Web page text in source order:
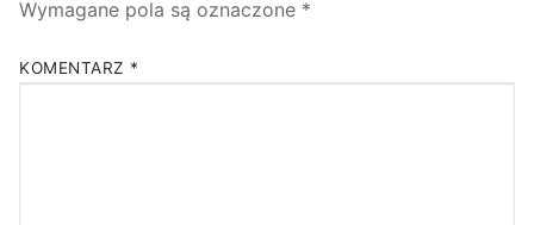
Wymagane pola są oznaczone *
KOMENTARZ *